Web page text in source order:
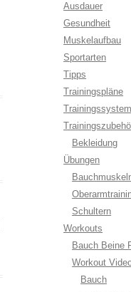
Ausdauer
Gesundheit
Muskelaufbau
Sportarten
Tipps
Trainingspläne
Bekleidung
Übungen
Schultern
Workouts
Bauch Beine
Workout
Bauch